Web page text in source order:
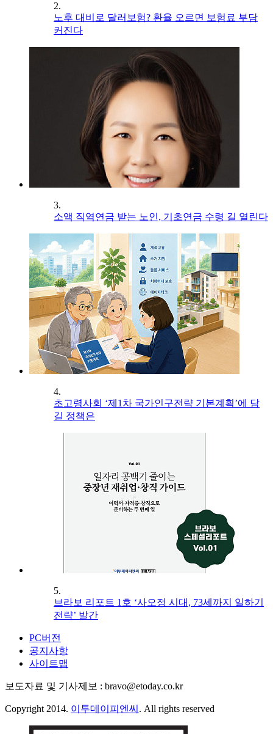
2.
노후 대비로 달러보험? 환율 오르면 보험료 부담
커진다
3.
소액 직역연금 받는 노인, 기초연금 수령 길 열린다
4.
초고령사회 ‘제1차 국가인구전략 기본계획’에 담
길 정책은
5.
브라보 리포트 1호 ‘사오정 시대, 73세까지 일하기
전략’ 발간
PC버전
공지사항
사이트맵
보도자료 및 기사제보 : bravo@etoday.co.kr
Copyright 2014. 이투데이피엔씨 . All rights reserved